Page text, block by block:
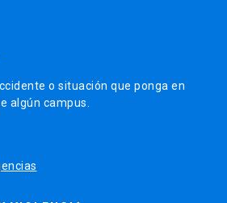
o situación que ponga en
algún campus.